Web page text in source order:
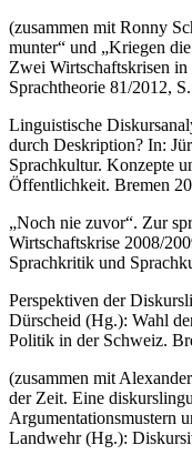
(zusammen mit Ronny
munter“ und „Kriegen
Zwei Wirtschaftskrisen
Sprachtheorie 81/2012,
Linguistische
durch Deskription? In:
Sprachkultur. Konzepte
Öffentlichkeit. Bremen
„Noch nie zuvor“. Zur
Wirtschaftskrise 2008/
Sprachkritik und
Perspektiven der
Dürscheid (Hg.): Wahl
Politik in der Schweiz.
(zusammen mit
der Zeit. Eine
Argumentationsmustern
Landwehr (Hg.):